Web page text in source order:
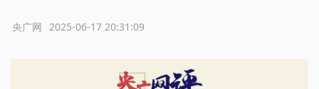
2025-06-17 20:31:09
央广网